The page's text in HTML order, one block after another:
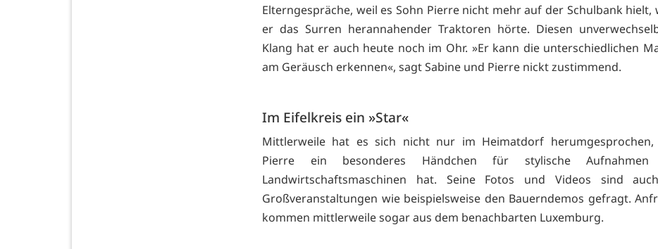
Elterngespräche, weil es Sohn Pierre nicht mehr auf der Schulbank hielt,
er das Surren herannahender Traktoren hörte. Diesen
Klang hat er auch heute noch im Ohr. »Er kann die unterschiedlichen
am Geräusch erkennen«, sagt Sabine und Pierre nickt zustimmend.
Im Eifelkreis ein »Star«
Mittlerweile hat es sich nicht nur im Heimatdorf herumgesprochen,
Pierre ein besonderes Händchen für stylische
Landwirtschaftsmaschinen hat. Seine Fotos und Videos sind
Großveranstaltungen wie beispielsweise den Bauerndemos gefragt.
kommen mittlerweile sogar aus dem benachbarten Luxemburg.